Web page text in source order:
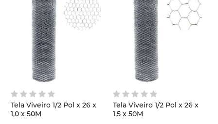
Tela Viveiro 1/2 Pol x 26 x
1,0 x 50M
Tela Viveiro 1/2 Pol x 26 x
1,5 x 50M